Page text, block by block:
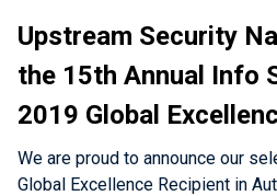
Upstream Security
the 15th Annual Info
2019 Global
We are proud to announce our
Global Excellence Recipient in